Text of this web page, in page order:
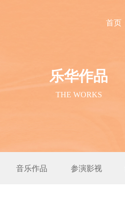
首页
乐华作品
THE WORKS
音乐作品 参演影视